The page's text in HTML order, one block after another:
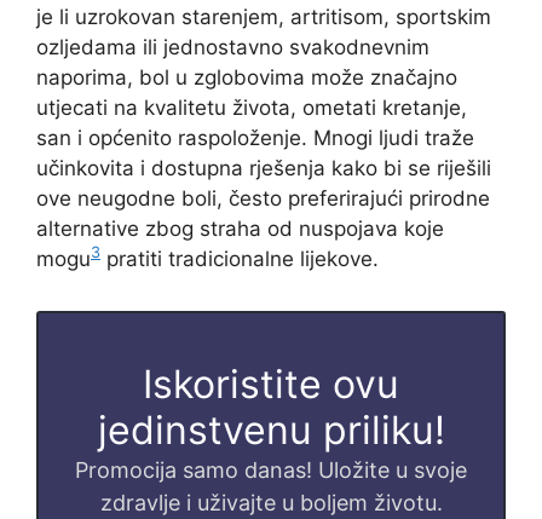
je li uzrokovan starenjem, artritisom, sportskim
ozljedama ili jednostavno svakodnevnim
naporima, bol u zglobovima može značajno
utjecati na kvalitetu života, ometati kretanje,
san i općenito raspoloženje. Mnogi ljudi traže
učinkovita i dostupna rješenja kako bi se riješili
ove neugodne boli, često preferirajući prirodne
alternative zbog straha od nuspojava koje
mogu3 pratiti tradicionalne lijekove.
Iskoristite ovu
jedinstvenu priliku!
Promocija samo danas! Uložite u svoje
zdravlje i uživajte u boljem životu.